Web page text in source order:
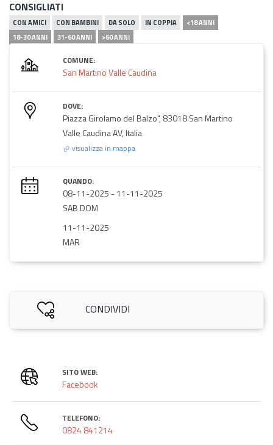
CONSIGLIATI
CON AMICI CON BAMBINI DA SOLO IN COPPIA
<18 ANNI
18-30 ANNI
31-60 ANNI >60 ANNI
COMUNE:
San Martino Valle Caudina
DOVE:
Piazza Girolamo del Balzo", 83018 San Martino
Valle Caudina AV, Italia
visualizza in mappa
QUANDO:
08-11-2025 -11-11-2025
SAB DOM
11-11-2025
MAR
CONDIVIDI
SITO WEB:
Facebook
TELEFONO:
0824 841214